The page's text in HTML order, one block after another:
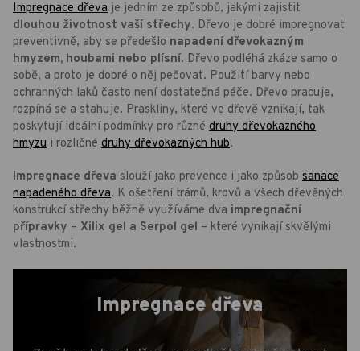
Impregnace dřeva je jedním ze způsobů, jakými zajistit
dlouhou životnost vaší střechy. Dřevo je dobré impregnovat
preventivně, aby se předešlo napadení dřevokazným
hmyzem, houbami nebo plísní. Dřevo podléhá zkáze samo o
sobě, a proto je dobré o něj pečovat. Použití barvy nebo
ochranných laků často není dostatečná péče. Dřevo pracuje,
rozpíná se a stahuje. Praskliny, které ve dřevě vznikají, tak
poskytují ideální podmínky pro různé druhy dřevokazného
hmyzu i rozličné druhy dřevokazných hub.
Impregnace dřeva slouží jako prevence i jako způsob sanace
napadeného dřeva. K ošetření trámů, krovů a všech dřevěných
konstrukcí střechy běžně využíváme dva impregnační
přípravky – Xilix gel a Serpol gel – které vynikají skvělými
vlastnostmi.
Impregnace dřeva